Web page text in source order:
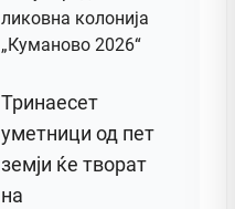
Тринаесет
уметници од пет
земји ќе творат
на